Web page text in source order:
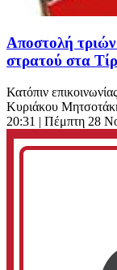
Αποστολή
στρατού στα
Κατόπιν
Κυριάκου
20:31 | Πέμπτη 28